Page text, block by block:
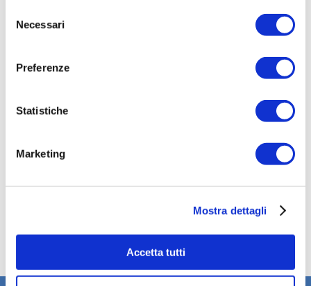
delNecessari
Preferenze
Statistiche
Marketing
Mostra dettagli
Accetta tutti
I have read the , and I authorize the
processing of my personal data in accordance with the